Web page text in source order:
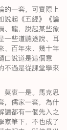
的一套，可實際上
說起《五經》《論
、龍，說起某些象
一些道聽途說、耳
、百年來、幾十年
口說道是這個意
不過是從課堂學來
莫衷一是。馬克思
，儒家一套，為什
讀都有一個先入之
家筆下，不也成了